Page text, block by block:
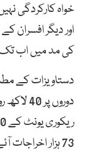
خواہ کارکردگی
اور دیگر افسران
کی مد میں اب تک
دستاویزات کے
دوروں
73 ہزار اخراجات آئے ہیں۔